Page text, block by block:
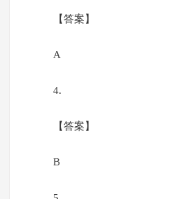
【答案】
A
4.
【答案】
B